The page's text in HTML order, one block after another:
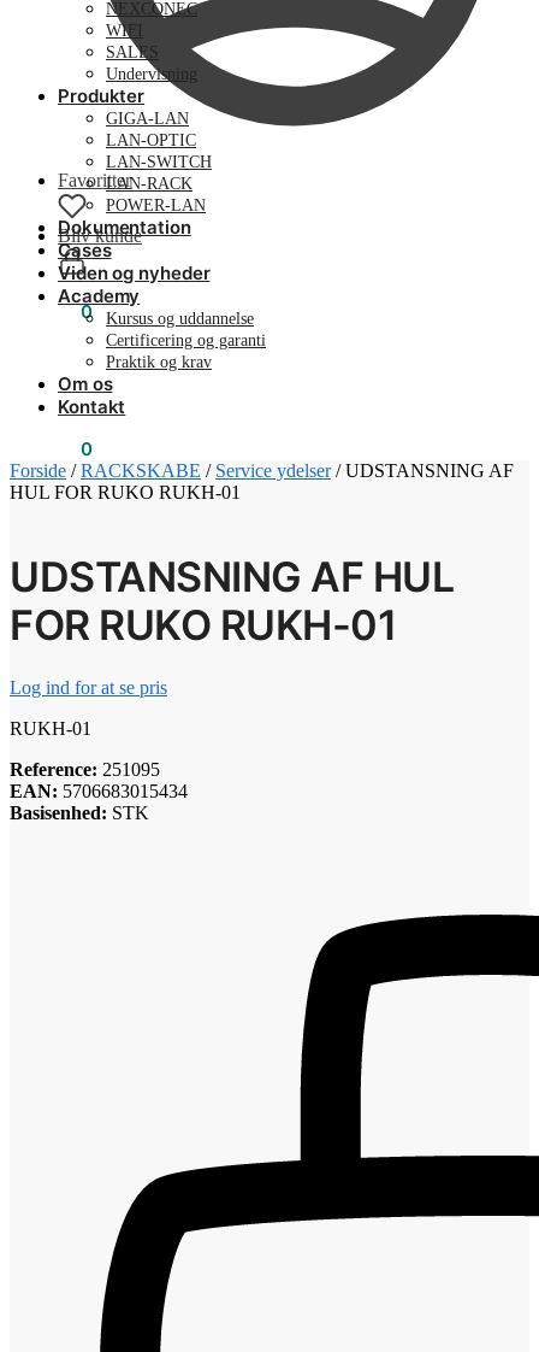
Favoritter
Bliv kunde
kr. 0
NEXCONEC
WIFI
SALES
Undervisning
Produkter
GIGA-LAN
LAN-OPTIC
LAN-SWITCH
LAN-RACK
POWER-LAN
Dokumentation
Cases
Viden og nyheder
Academy
Kursus og uddannelse
Certificering og garanti
Praktik og krav
Om os
Kontakt
0
Forside /RACKSKABE / Service ydelser/UDSTANSNING AF
HUL FOR RUKO RUKH-01
UDSTANSNING AF HUL
FOR RUKO RUKH-01
Log ind for at se pris
RUKH-01
Reference: 251095
EAN: 5706683015434
Basisenhed: STK